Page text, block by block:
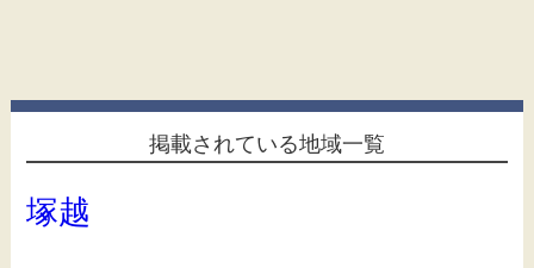
掲載されている地域一覧
塚越